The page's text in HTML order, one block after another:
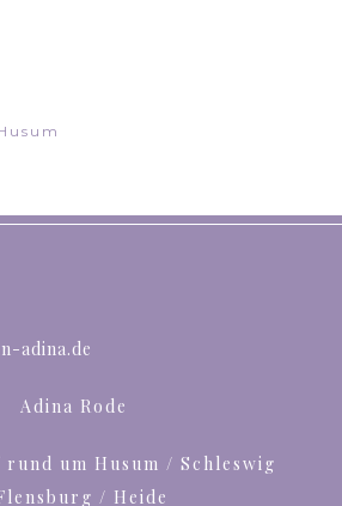
adina.de
Adina Rode
um Husum / Schleswig
/ Heide